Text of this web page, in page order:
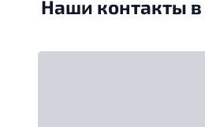
Наши контакты в